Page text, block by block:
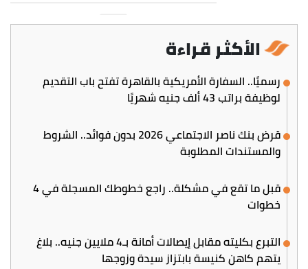
الأكثر قراءة
رسميًا.. السفارة الأمريكية بالقاهرة تفتح باب التقديم
لوظيفة براتب 43 ألف جنيه شهريًا
قرض بنك ناصر الاجتماعي 2026 بدون فوائد.. الشروط
والمستندات المطلوبة
قبل ما تقع في مشكلة.. راجع خطوطك المسجلة في 4
خطوات
التبرع بكليته مقابل إيصالات أمانة بـ4 ملايين جنيه.. بلاغ
يتهم كاهن كنيسة بابتزاز سيدة وزوجها